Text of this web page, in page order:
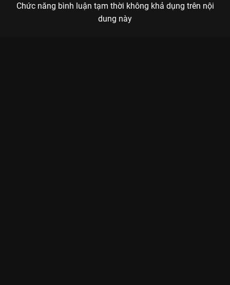
Chức năng bình luận tạm thời không khả dụng trên nội
dung này